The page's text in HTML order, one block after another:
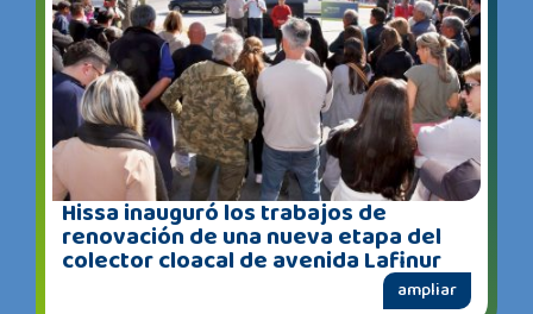
Hissa inauguró los trabajos de
renovación de una nueva etapa del
colector cloacal de avenida Lafinur
ampliar